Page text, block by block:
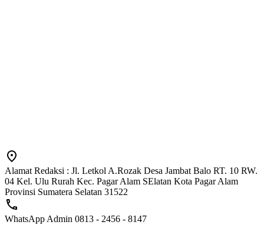
Alamat Redaksi : Jl. Letkol A.Rozak Desa Jambat Balo RT. 10 RW.
04 Kel. Ulu Rurah Kec. Pagar Alam SElatan Kota Pagar Alam
Provinsi Sumatera Selatan 31522
WhatsApp Admin 0813 - 2456 - 8147